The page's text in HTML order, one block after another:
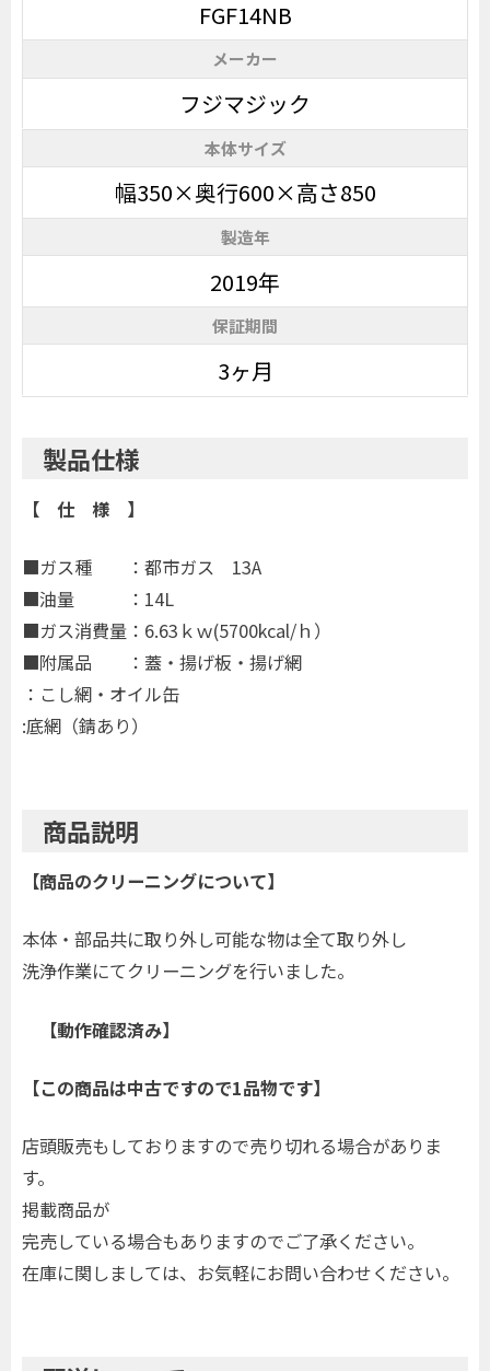
FGF14NB
メーカー
フジマジック
本体サイズ
幅350×奥行600×高さ850
製造年
2019年
保証期間
3ヶ月
製品仕様
【 仕 様 】
■ガス種 ：都市ガス 13A
■油量 ：14L
■ガス消費量：6.63ｋｗ(5700kcal/ｈ）
■附属品 ：蓋・揚げ板・揚げ網
：こし網・オイル缶
:底網（錆あり）
商品説明
【商品のクリーニングについて】
本体・部品共に取り外し可能な物は全て取り外し
洗浄作業にてクリーニングを行いました。
【動作確認済み】
【この商品は中古ですので1品物です】
店頭販売もしておりますので売り切れる場合がありま
す。
掲載商品が
完売している場合もありますのでご了承ください。
在庫に関しましては、お気軽にお問い合わせください。